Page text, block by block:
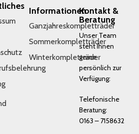
Informationen
Ganzjahreskompletträder
Sommerkompletträder
Winterkompletträder
Kontakt &
Beratung
Unser Team
steht Ihnen
gerne
persönlich zur
Verfügung:
Telefonische
Beratung:
0163 – 7158632